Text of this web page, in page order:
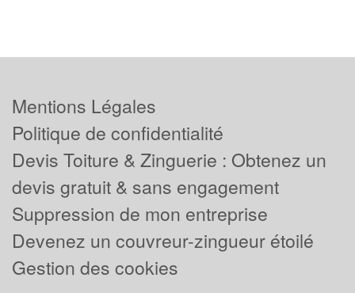
Mentions Légales
Politique de confidentialité
Devis Toiture & Zinguerie : Obtenez un
devis gratuit & sans engagement
Suppression de mon entreprise
Devenez un couvreur-zingueur étoilé
Gestion des cookies